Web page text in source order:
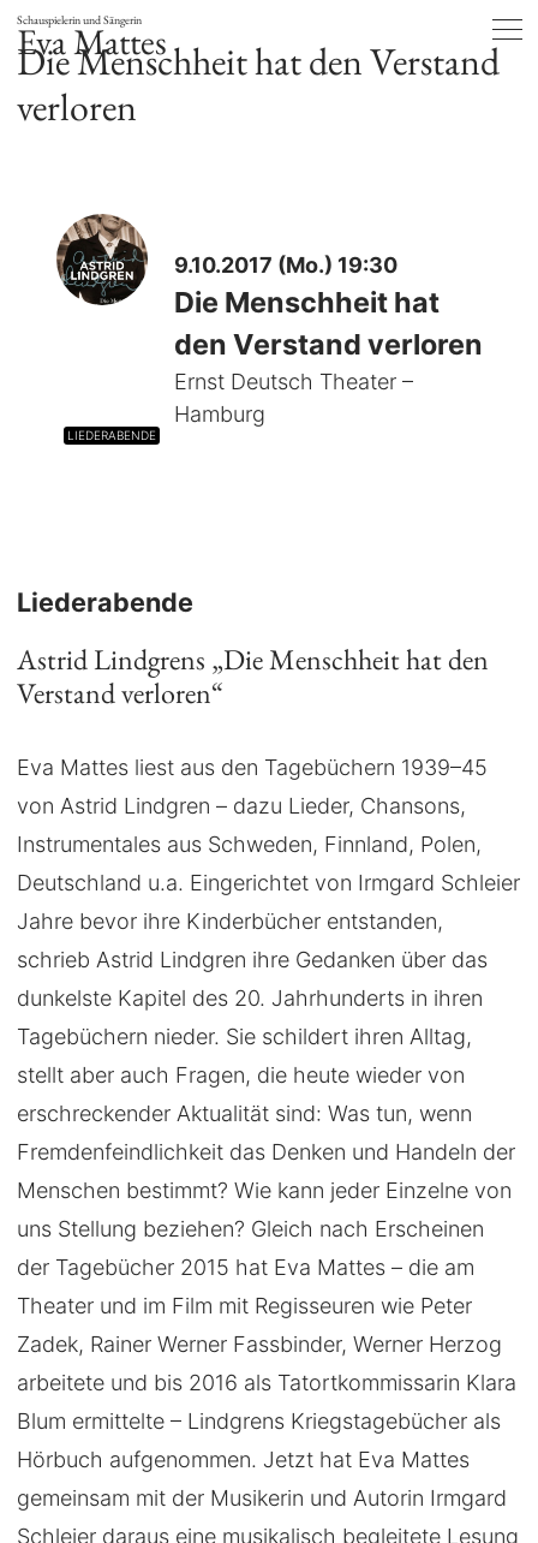
Schauspielerin und Sängerin
Eva Mattes
Die Menschheit hat den Verstand
verloren
LIEDERABENDE
9.10.2017 (Mo.) 19:30
Die Menschheit hat
den Verstand verloren
Ernst Deutsch Theater –
Hamburg
Liederabende
Astrid Lindgrens „Die Menschheit hat den
Verstand verloren“
Eva Mattes liest aus den Tagebüchern 1939–45
von Astrid Lindgren – dazu Lieder, Chansons,
Instrumentales aus Schweden, Finnland, Polen,
Deutschland u.a. Eingerichtet von Irmgard Schleier
Jahre bevor ihre Kinderbücher entstanden,
schrieb Astrid Lindgren ihre Gedanken über das
dunkelste Kapitel des 20. Jahrhunderts in ihren
Tagebüchern nieder. Sie schildert ihren Alltag,
stellt aber auch Fragen, die heute wieder von
erschreckender Aktualität sind: Was tun, wenn
Fremdenfeindlichkeit das Denken und Handeln der
Menschen bestimmt? Wie kann jeder Einzelne von
uns Stellung beziehen? Gleich nach Erscheinen
der Tagebücher 2015 hat Eva Mattes – die am
Theater und im Film mit Regisseuren wie Peter
Zadek, Rainer Werner Fassbinder, Werner Herzog
arbeitete und bis 2016 als Tatortkommissarin Klara
Blum ermittelte – Lindgrens Kriegstagebücher als
Hörbuch aufgenommen. Jetzt hat Eva Mattes
gemeinsam mit der Musikerin und Autorin Irmgard
Schleier daraus eine musikalisch begleitete Lesung